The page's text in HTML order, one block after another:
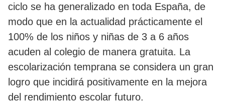
ciclo se ha generalizado en toda España, de
modo que en la actualidad prácticamente el
100% de los niños y niñas de 3 a 6 años
acuden al colegio de manera gratuita. La
escolarización temprana se considera un gran
logro que incidirá positivamente en la mejora
del rendimiento escolar futuro.